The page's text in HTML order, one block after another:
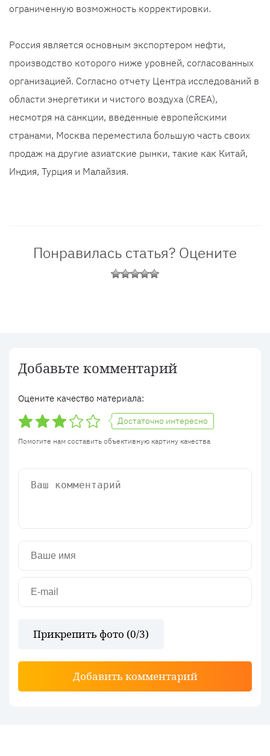
ограниченную возможность корректировки.
Россия является основным экспортером нефти,
производство которого ниже уровней, согласованных
организацией. Согласно отчету Центра исследований в
области энергетики и чистого воздуха (CREA),
несмотря на санкции, введенные европейскими
странами, Москва переместила большую часть своих
продаж на другие азиатские рынки, такие как Китай,
Индия, Турция и Малайзия.
Понравилась статья? Оцените
Добавьте комментарий
Оцените качество материала:
Достаточно интересно
Помогите нам составить объективную картину качества
Прикрепить фото (0/3)
Добавить комментарий